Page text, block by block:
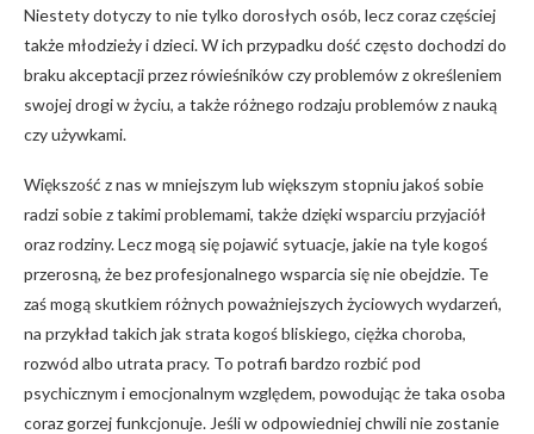
Niestety dotyczy to nie tylko dorosłych osób, lecz coraz częściej
także młodzieży i dzieci. W ich przypadku dość często dochodzi do
braku akceptacji przez rówieśników czy problemów z określeniem
swojej drogi w życiu, a także różnego rodzaju problemów z nauką
czy używkami.
Większość z nas w mniejszym lub większym stopniu jakoś sobie
radzi sobie z takimi problemami, także dzięki wsparciu przyjaciół
oraz rodziny. Lecz mogą się pojawić sytuacje, jakie na tyle kogoś
przerosną, że bez profesjonalnego wsparcia się nie obejdzie. Te
zaś mogą skutkiem różnych poważniejszych życiowych wydarzeń,
na przykład takich jak strata kogoś bliskiego, ciężka choroba,
rozwód albo utrata pracy. To potrafi bardzo rozbić pod
psychicznym i emocjonalnym względem, powodując że taka osoba
coraz gorzej funkcjonuje. Jeśli w odpowiedniej chwili nie zostanie